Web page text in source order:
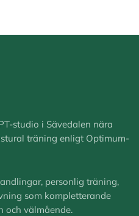
studio i Sävedalen nära
träning enligt Optimum-
personlig träning,
som kompletterande
och välmående.